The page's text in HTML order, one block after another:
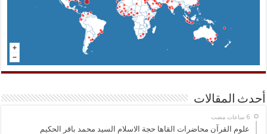
أحدث المقالات
‏6 ساعات مضت
علوم القرآن محاضرات القاها حجة الاسلام السيد محمد باقر الحكيم